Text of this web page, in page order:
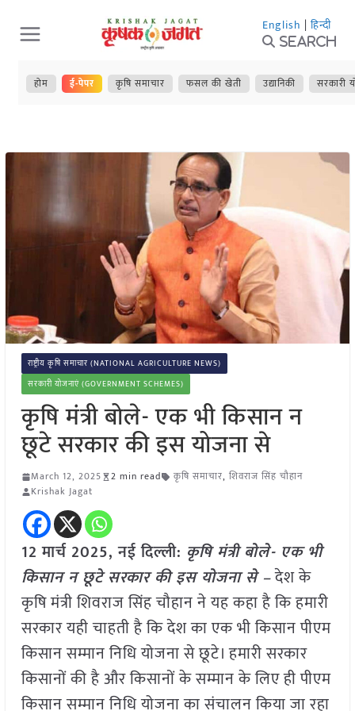
Skip
to
content
English | हिन्दी
Search
होम ई-पेपर कृषि समाचार फसल की खेती उद्यानिकी सरकारी
राष्ट्रीय कृषि समाचार (NATIONAL AGRICULTURE NEWS)
सरकारी योजनाएं (GOVERNMENT SCHEMES)
कृषि मंत्री बोले- एक भी किसान न
छूटे सरकार की इस योजना से
March 12, 2025 2 min read कृषि समाचार, शिवराज सिंह चौहान
Krishak Jagat
12 मार्च 2025, नई दिल्ली: कृषि मंत्री बोले- एक भी
किसान न छूटे सरकार की इस योजना से –देश के
कृषि मंत्री शिवराज सिंह चौहान ने यह कहा है कि हमारी
सरकार यही चाहती है कि देश का एक भी किसान पीएम
किसान सम्मान निधि योजना से छूटे। हमारी सरकार
किसानों की है और किसानों के सम्मान के लिए ही पीएम
किसान सम्मान निधि योजना का संचालन किया जा रहा